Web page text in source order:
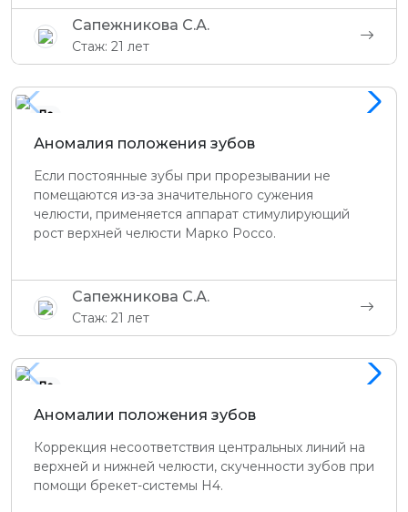
Сапежникова С.А.
Стаж: 21 лет
До
Аномалия положения зубов
Если постоянные зубы при прорезывании не
помещаются из-за значительного сужения
челюсти, применяется аппарат стимулирующий
рост верхней челюсти Марко Россо.
Сапежникова С.А.
Стаж: 21 лет
До
Аномалии положения зубов
Коррекция несоответствия центральных линий на
верхней и нижней челюсти, скученности зубов при
помощи брекет-системы H4.